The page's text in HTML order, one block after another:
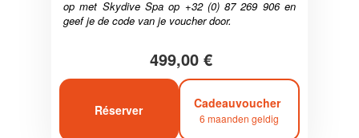
op met Skydive Spa op +32 (0) 87 269 906 en
geef je de code van je voucher door.
499,00 €
Réserver Cadeauvoucher
6 maanden geldig